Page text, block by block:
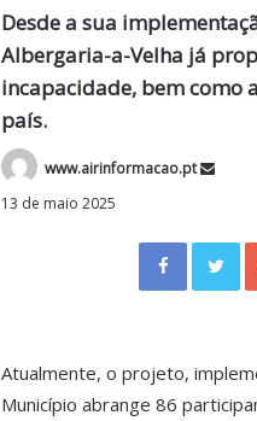
Desde a sua
Albergaria-a-Velha já
incapacidade, bem como
país.
www.airinformacao.pt
13 de maio 2025
Facebook Twitter
Atualmente, o projeto,
Município abrange 86